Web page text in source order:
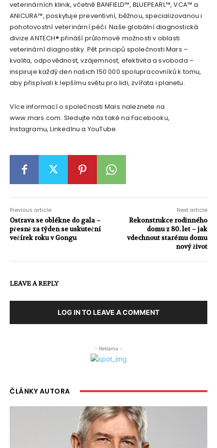
veterinárních klinik, včetně BANFIELD™, BLUEPEARL™, VCA™ a
ANICURA™, poskytuje preventivní, běžnou, specializovanou i
pohotovostní veterinární péči. Naše globální diagnostická
divize ANTECH® přináší průlomové možnosti v oblasti
veterinární diagnostiky. Pět principů společnosti Mars –
kvalita, odpovědnost, vzájemnost, efektivita a svoboda –
inspiruje každý den našich 150 000 spolupracovníků k tomu,
aby přispívali k lepšímu světu pro lidi, zvířata i planetu.
Více informací o společnosti Mars naleznete na
www.mars.com. Sledujte nás také na Facebooku,
Instagramu, LinkedInu a YouTube.
Previous article
Ostrava se oblékne do gala –
přesně za týden se uskuteční
večírek roku v Gongu
Next article
Rekonstrukce rodinného
domu z 80. let – jak
vdechnout starému domu
nový život
LEAVE A REPLY
LOG IN TO LEAVE A COMMENT
- Reklama -
ČLÁNKY AUTORA